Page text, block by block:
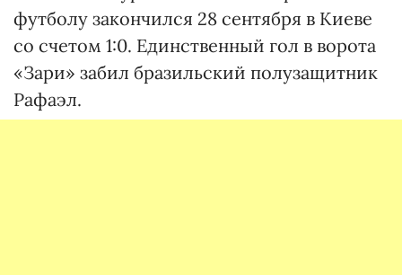
футболу закончился 28 сентября в Киеве
со счетом 1:0. Единственный гол в ворота
«Зари» забил бразильский полузащитник
Рафаэл.